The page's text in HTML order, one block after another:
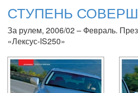
СТУПЕНЬ
За рулем, 2006/02 – Февраль.
«Лексус-IS250»